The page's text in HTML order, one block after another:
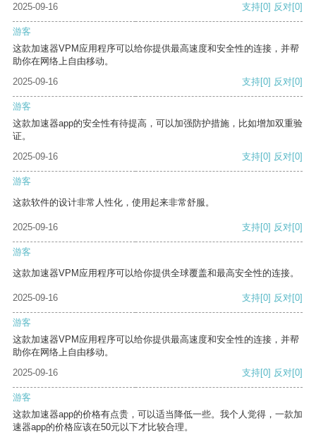
2025-09-16 支持[0] 反对[0]
游客
这款加速器VPM应用程序可以给你提供最高速度和安全性的连接，并帮
助你在网络上自由移动。
2025-09-16
支持[0] 反对[0]
游客
这款加速器app的安全性有待提高，可以加强防护措施，比如增加双重验
证。
2025-09-16
支持[0] 反对[0]
游客
这款软件的设计非常人性化，使用起来非常舒服。
2025-09-16 支持[0] 反对[0]
游客
这款加速器VPM应用程序可以给你提供全球覆盖和最高安全性的连接。
2025-09-16 支持[0] 反对[0]
游客
这款加速器VPM应用程序可以给你提供最高速度和安全性的连接，并帮
助你在网络上自由移动。
2025-09-16
支持[0] 反对[0]
游客
这款加速器app的价格有点贵，可以适当降低一些。我个人觉得，一款加
速器app的价格应该在50元以下才比较合理。